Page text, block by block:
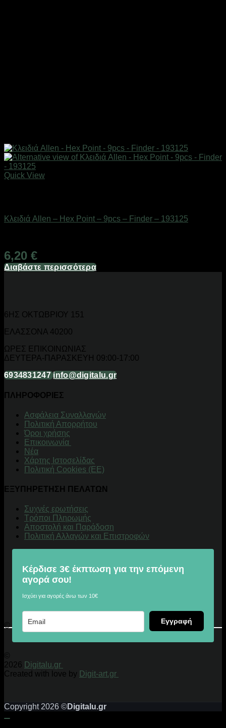
Quick View
Κλειδιά Allen – Hex Point – 9pcs – Finder – 193125
6,20 €
Διαβάστε περισσότερα
6ΗΣ ΟΚΤΩΒΡΙΟΥ 151
ΕΛΑΣΣΟΝΑ 40200
ΩΡΕΣ ΕΠΙΚΟΙΝΩΝΙΑΣ
ΔΕΥΤΕΡΑ-ΠΑΡΑΣΚΕΥΗ 09:00-17:00
6934831247 info@digitalu.gr
ΠΛΗΡΟΦΟΡΙΕΣ
Aσφάλεια Συναλλαγών
Πολιτική Απορρήτου
Όροι χρήσης
Επικοινωνία
Νέα
Χάρτης Ιστοσελίδας
Πολιτική Cookies (ΕΕ)
ΕΞΥΠΗΡΕΤΗΣΗ ΠΕΛΑΤΩΝ
Συχνές ερωτήσεις
Τρόποι Πληρωμής
Αποστολή και Παράδοση
Πολιτική Αλλαγών και Επιστροφών
Κέρδισε 3€ έκπτωση για την επόμενη
αγορά σου!
Ισχύει για αγορές άνω των 10€
Εγγραφή
© 2026 Digitalu.gr
©
2026 Digitalu.gr
Created with love by Digit-art.gr
Copyright 2026 ©Digitalu.gr